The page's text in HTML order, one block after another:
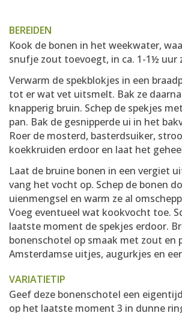
BEREIDEN
Kook de bonen in het weekwater,
snufje zout toevoegt, in ca. 1-1½ uur
Verwarm de spekblokjes in een
tot er wat vet uitsmelt. Bak ze
knapperig bruin. Schep de spekjes
pan. Bak de gesnipperde ui in het
Roer de mosterd, basterdsuiker,
koekkruiden erdoor en laat het
Laat de bruine bonen in een vergiet
vang het vocht op. Schep de bonen
uienmengsel en warm ze al
Voeg eventueel wat kookvocht toe.
laatste moment de spekjes erdoor.
bonenschotel op smaak met zout en
Amsterdamse uitjes, augurkjes en
VARIATIETIP
Geef deze bonenschoteI een
op het laatste moment 3 in dunne